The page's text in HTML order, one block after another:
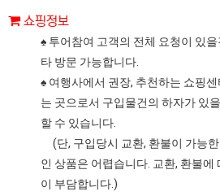
쇼핑정보
♠ 투어참여 고객의 전체 요청이 있
타 방문 가능합니다.
♠ 여행사에서 권장, 추천하는 쇼핑
는 곳으로서 구입물건의 하자가 있
할 수 있습니다.
(단, 구입당시 교환, 환불이 가능
인 상품은 어렵습니다. 교환, 환불에
이 부담합니다.)